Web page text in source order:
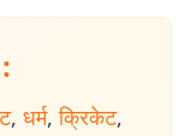
, धर्म, क्रिकेट,